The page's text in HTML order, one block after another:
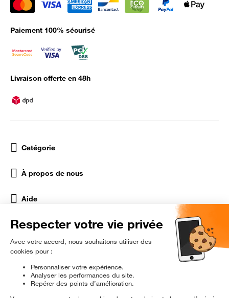
Paiement 100% sécurisé
Livraison offerte en 48h
Catégorie
À propos de nous
Aide
Réseaux Sociaux